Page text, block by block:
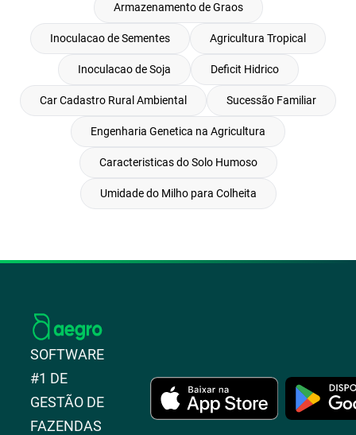
Armazenamento de Graos
Inoculacao de Sementes Agricultura Tropical
Inoculacao de Soja Deficit Hidrico
Car Cadastro Rural Ambiental Sucessão Familiar
Engenharia Genetica na Agricultura
Caracteristicas do Solo Humoso
Umidade do Milho para Colheita
SOFTWARE
#1 DE
GESTÃO DE
FAZENDAS